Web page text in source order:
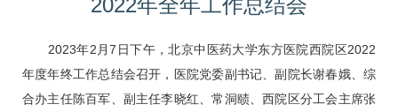
2022年全年工作总结会
2023年2月7日下午，北京中医药大学东方医院西院区2022
年度年终工作总结会召开，医院党委副书记、副院长谢春娥、综
合办主任陈百军、副主任李晓红 、常洞赜、西院区分工会主席张